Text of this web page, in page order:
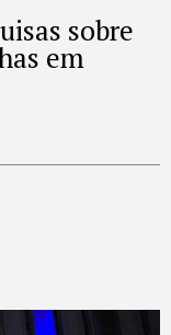
sobre
em